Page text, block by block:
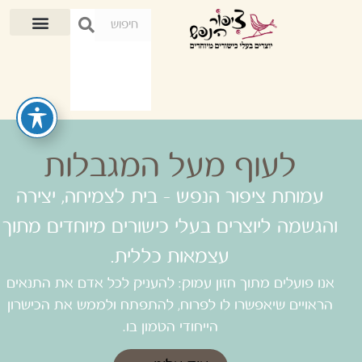
לעוף מעל המגבלות
עמותת ציפור הנפש - בית לצמיחה, יצירה
והגשמה ליוצרים בעלי כישורים מיוחדים מתוך
עצמאות כללית.
אנו פועלים מתוך חזון עמוק: להעניק לכל אדם את התנאים
הראויים שיאפשרו לו לפרוח, להתפתח ולממש את הכישרון
הייחודי הטמון בו.